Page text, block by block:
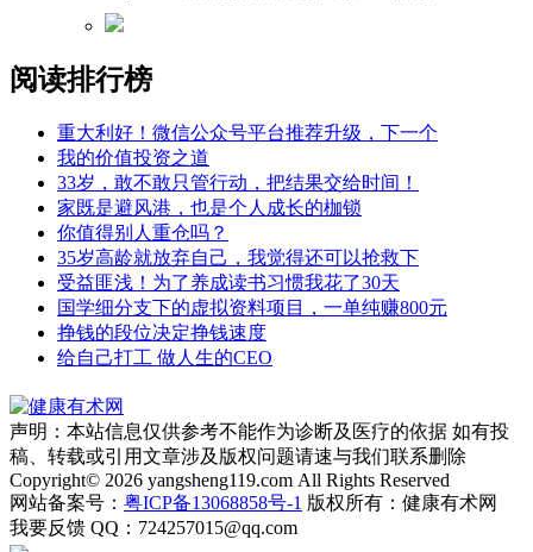
阅读排行榜
重大利好！微信公众号平台推荐升级，下一个
我的价值投资之道
33岁，敢不敢只管行动，把结果交给时间！
家既是避风港，也是个人成长的枷锁
你值得别人重仓吗？
35岁高龄就放弃自己，我觉得还可以抢救下
受益匪浅！为了养成读书习惯我花了30天
国学细分支下的虚拟资料项目，一单纯赚800元
挣钱的段位决定挣钱速度
给自己打工 做人生的CEO
声明：本站信息仅供参考不能作为诊断及医疗的依据 如有投
稿、转载或引用文章涉及版权问题请速与我们联系删除
Copyright© 2026 yangsheng119.com All Rights Reserved
网站备案号： 粤ICP备13068858号-1 版权所有：健康有术网
我要反馈 QQ：724257015@qq.com